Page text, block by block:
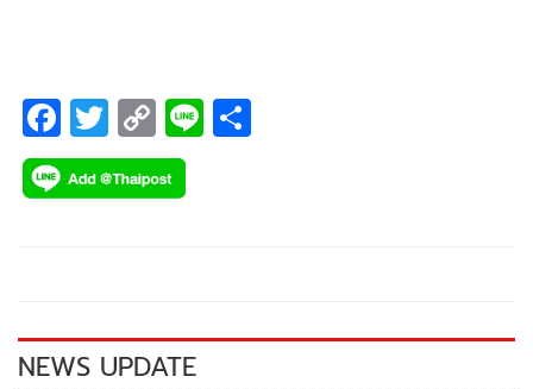
F
ac
e
k
T
wi
tt
C
o
p
k
Li
NEWS UPDATE